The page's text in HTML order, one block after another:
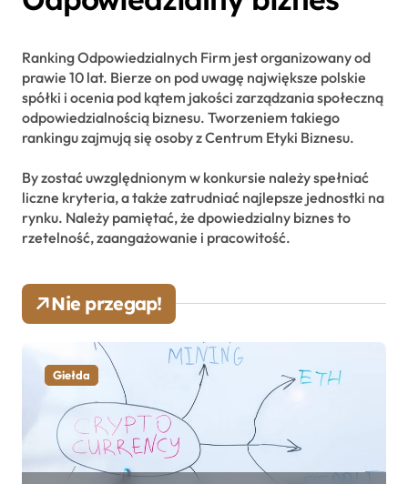
Ranking Odpowiedzialnych Firm jest organizowany od
prawie 10 lat. Bierze on pod uwagę największe polskie
spółki i ocenia pod kątem jakości zarządzania społeczną
odpowiedzialnością biznesu. Tworzeniem takiego
rankingu zajmują się osoby z Centrum Etyki Biznesu.
By zostać uwzględnionym w konkursie należy spełniać
liczne kryteria, a także zatrudniać najlepsze jednostki na
rynku. Należy pamiętać, że dpowiedzialny biznes to
rzetelność, zaangażowanie i pracowitość.
Nie przegap!
Giełda